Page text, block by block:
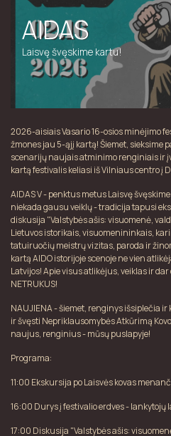
AIDAS
Laisvę švęskime kartu!
2026-aisiais Vasario 16-osios minėjimo
žmones jau 5-ąjį kartą! Šiemet, sieksime
scenarijų naujais atminimo renginiais ir
kartą festivalis keliasi iš Vilniaus centro į
AIDAS V - penktus metus Laisvę
niekada gausu veiklų - tradicija tapusi
diskusija "Valstybės ašis: visuomenė,
Lietuvos istorikais, visuomenininkais,
tatuiruočių meistrų vizitas, paroda ir
kartą AIDO istorijoje scenoje ne vien
Latvijos! Apie visus atlikėjus, veiklas ir
NETRUKUS!
NAUJIENA - šiemet, renginys išsiplečia
ir švęsti Nepriklausomybės Atkūrimą
naujus, renginius - mūsų puslapyje!
Programa:
11:00 Ekskursija po Laisvės kovas
16:00 Durys į festivalio erdves -
17:00 Diskusija "Valstybės ašis: